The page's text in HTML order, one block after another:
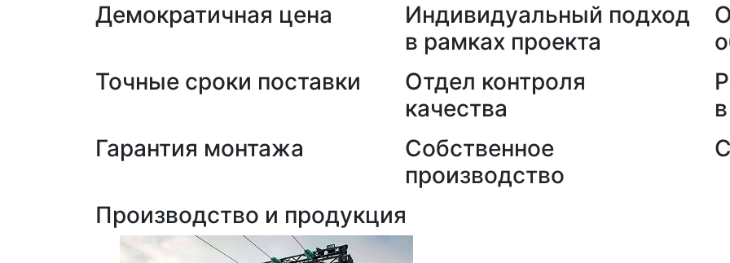
Демократичная цена
Индивидуальный подход
в рамках проекта
Точные сроки поставки
Отдел контроля
качества
Гарантия монтажа
Собственное
производство
Производство и продукция